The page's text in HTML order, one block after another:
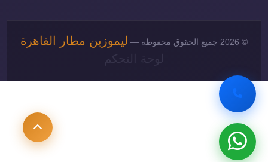
© 2026 جميع الحقوق محفوظة —
ليموزين مطار القاهرة